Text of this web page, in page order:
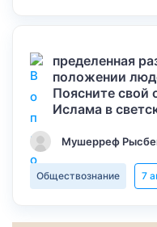
пределенная
положении
Поясните свой
Ислама в
Мушерреф
Обществознание 7